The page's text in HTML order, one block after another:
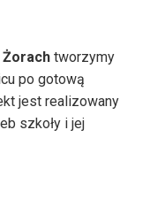
tworzymy
po gotową
jest realizowany
szkoły i jej